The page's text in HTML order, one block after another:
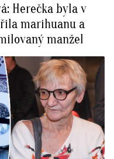
Herečka byla v
marihuanu a
manžel